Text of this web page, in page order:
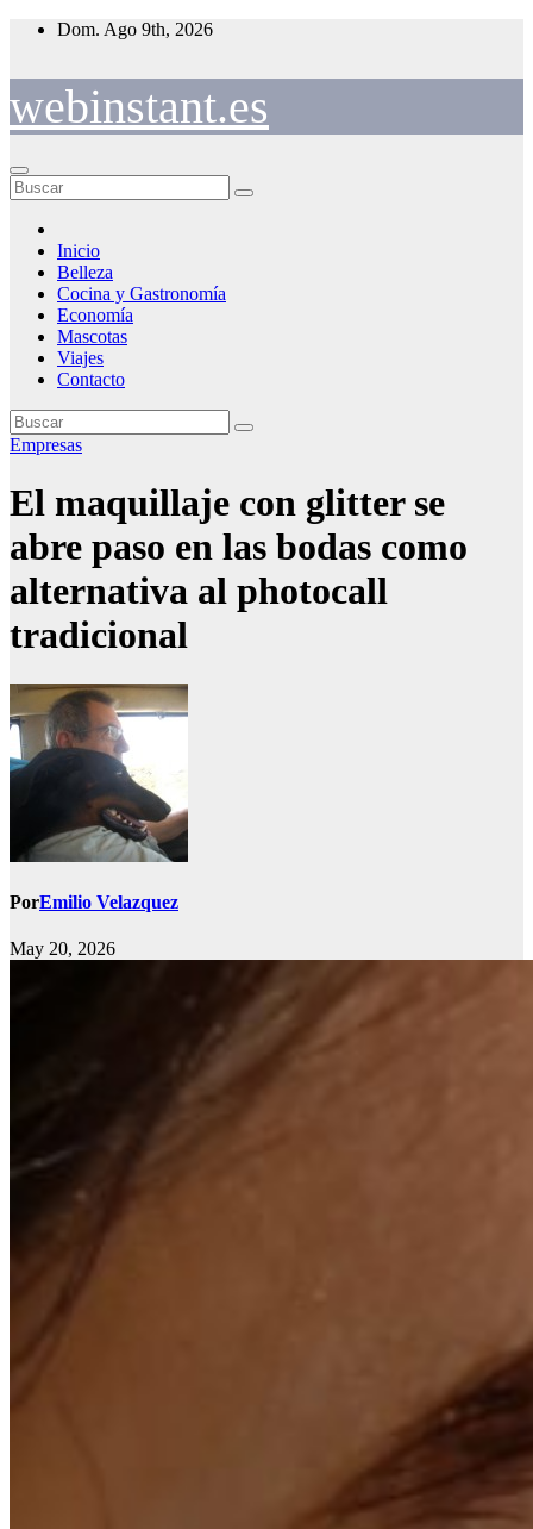
Saltar
Dom. Ago 9th, 2026
webinstant.es
Inicio
Belleza
Cocina y Gastronomía
Economía
Mascotas
Viajes
Contacto
Empresas
El maquillaje con glitter se
abre paso en las bodas como
alternativa al photocall
tradicional
PorEmilio Velazquez
May 20, 2026